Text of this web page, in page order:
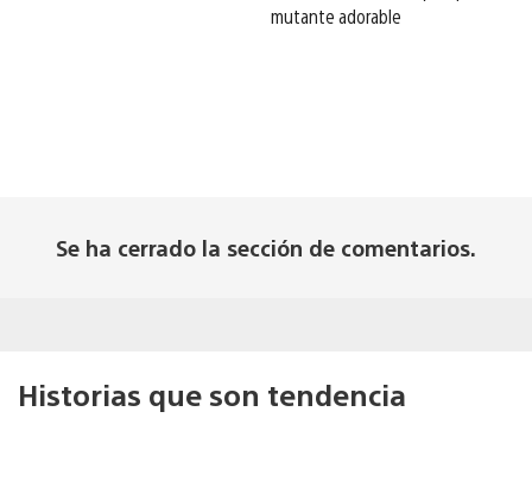
mutante adorable
Se ha cerrado la sección de comentarios.
Historias que son tendencia